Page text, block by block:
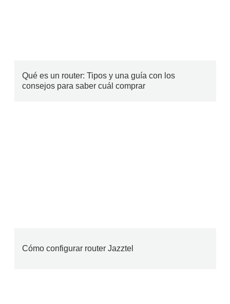
Qué es un router: Tipos y una guía con los
consejos para saber cuál comprar
Cómo configurar router Jazztel